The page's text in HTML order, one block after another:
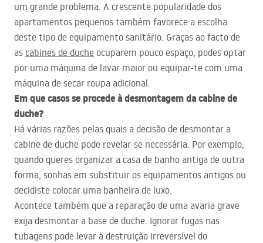
um grande problema. A crescente popularidade dos
apartamentos pequenos também favorece a escolha
deste tipo de equipamento sanitário. Graças ao facto de
as cabines de duche ocuparem pouco espaço, podes optar
por uma máquina de lavar maior ou equipar-te com uma
máquina de secar roupa adicional.
Em que casos se procede à desmontagem da cabine de
duche?
Há várias razões pelas quais a decisão de desmontar a
cabine de duche pode revelar-se necessária. Por exemplo,
quando queres organizar a casa de banho antiga de outra
forma, sonhas em substituir os equipamentos antigos ou
decidiste colocar uma banheira de luxo.
Acontece também que a reparação de uma avaria grave
exija desmontar a base de duche. Ignorar fugas nas
tubagens pode levar à destruição irreversível do